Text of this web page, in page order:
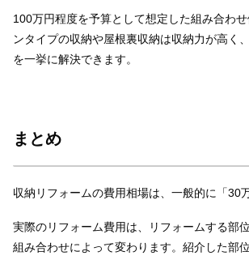
100万円程度を予算として想定した組み合わ
ンタイプの収納や屋根裏収納は収納力が高く
を一挙に解決できます。
まとめ
収納リフォームの費用相場は、一般的に「30
実際のリフォーム費用は、リフォームする部
組み合わせによって変わります。紹介した部